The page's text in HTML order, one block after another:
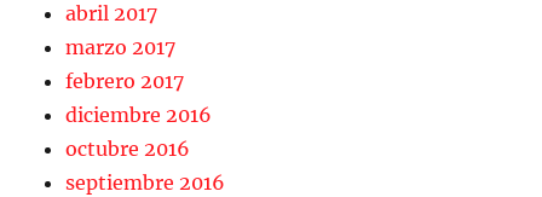
abril 2017
marzo 2017
febrero 2017
diciembre 2016
octubre 2016
septiembre 2016